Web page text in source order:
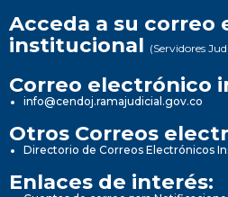
Acceda a su correo
institucional (Servidores
Correo electrónico
info@cendoj.ramajudicial.gov.co
Otros Correos
Directorio de Correos Electrónicos
Enlaces de interés: